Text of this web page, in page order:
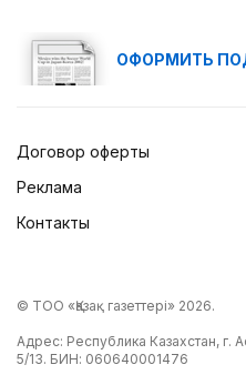
ОФОРМИТЬ
Договор оферты
Реклама
Контакты
© ТОО «Қазақ газеттері» 2026.
Адрес: Республика Казахстан, г.
5/13. БИН: 060640001476